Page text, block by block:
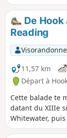
De
Reading
11,57 km
Départ à
Cette balade te
datant du XIIIe
Whitewater,
pittoresque